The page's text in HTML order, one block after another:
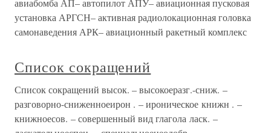
авиабомба АП– автопилот АПУ– авиационная пусковая
установка АРГСН– активная радиолокационная головка
самонаведения АРК– авиационный ракетный комплекс
Список сокращений
Список сокращений высок. – высокоеразг.-сниж. –
разговорно-сниженноеирон . – ироническое книжн . –
книжноесов. – совершенный вид глагола ласк. –